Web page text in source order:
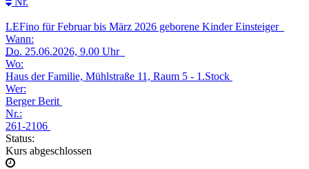
LEFino für Februar bis März 2026 geborene Kinder Einsteiger
Wann:
Do. 25.06.2026, 9.00 Uhr
Wo:
Haus der Familie, Mühlstraße 11, Raum 5 - 1.Stock
Wer:
Berger Berit
Nr.:
261-2106
Status:
Kurs abgeschlossen